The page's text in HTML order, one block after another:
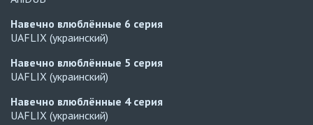
Навечно влюблённые 6 серия
UAFLIX (украинский)
Навечно влюблённые 5 серия
UAFLIX (украинский)
Навечно влюблённые 4 серия
UAFLIX (украинский)